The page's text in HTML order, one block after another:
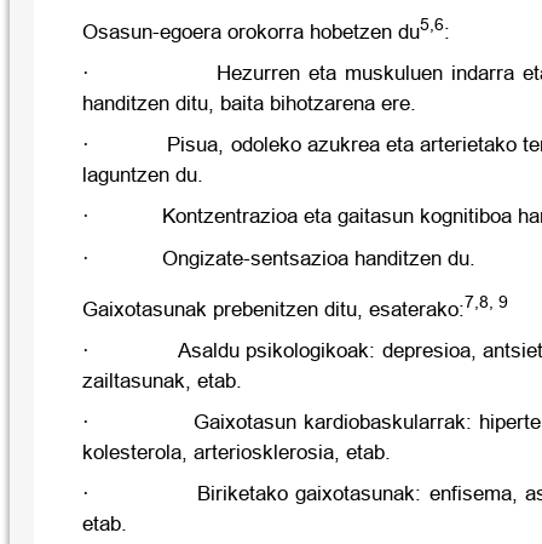
Osasun-egoera orokorra hobetzen du5,6:
·
Hezurren eta muskuluen indarra
handitzen ditu, baita bihotzarena ere.
·
Pisua, odoleko azukrea eta arterietako
laguntzen du.
·
Kontzentrazioa eta gaitasun kognitiboa
·
Ongizate-sentsazioa handitzen du.
Gaixotasunak prebenitzen ditu, esaterako:7,8, 9
·
Asaldu psikologikoak: depresioa,
zailtasunak, etab.
·
Gaixotasun kardiobaskularrak:
kolesterola, arteriosklerosia, etab.
·
Biriketako gaixotasunak: enfisema,
etab.